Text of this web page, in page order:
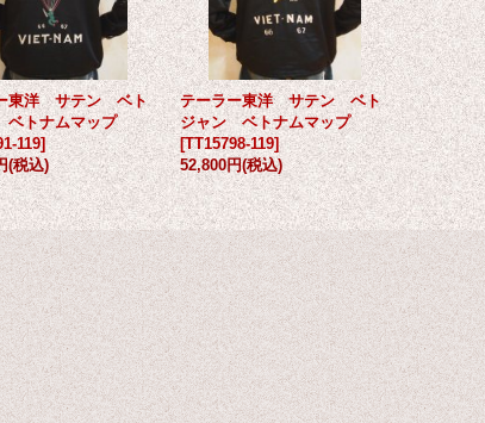
東洋 サテン ベト
トナムマップ
119]
(税込)
テーラー東洋 サテン ベト
ジャン ベトナムマップ
[TT15798-119]
52,800円(税込)